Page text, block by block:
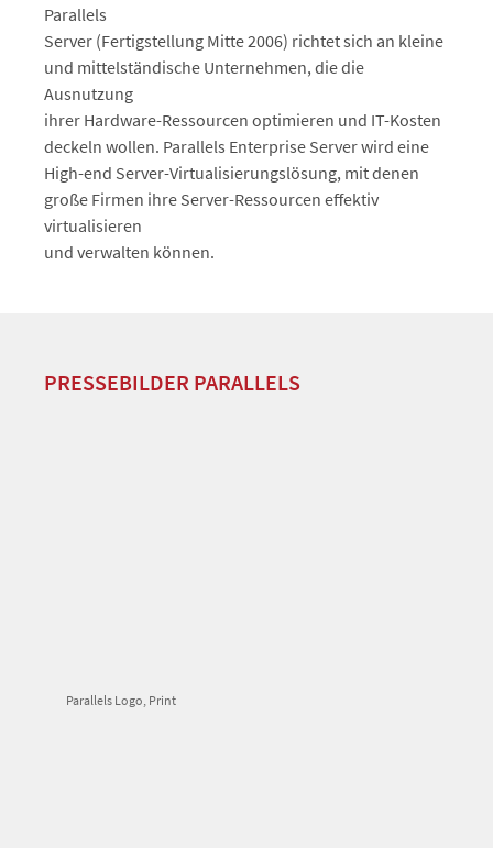
Parallels
Server (Fertigstellung Mitte 2006) richtet sich an kleine
und mittelständische Unternehmen, die die
Ausnutzung
ihrer Hardware-Ressourcen optimieren und IT-Kosten
deckeln wollen. Parallels Enterprise Server wird eine
High-end Server-Virtualisierungslösung, mit denen
große Firmen ihre Server-Ressourcen effektiv
virtualisieren
und verwalten können.
PRESSEBILDER PARALLELS
Parallels Logo, Print